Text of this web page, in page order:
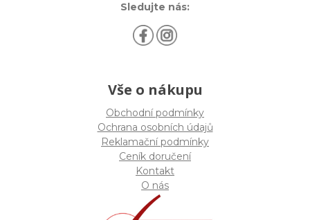
Sledujte nás:
Vše o nákupu
Obchodní podmínky
Ochrana osobních údajů
Reklamační podmínky
Ceník doručení
Kontakt
O nás